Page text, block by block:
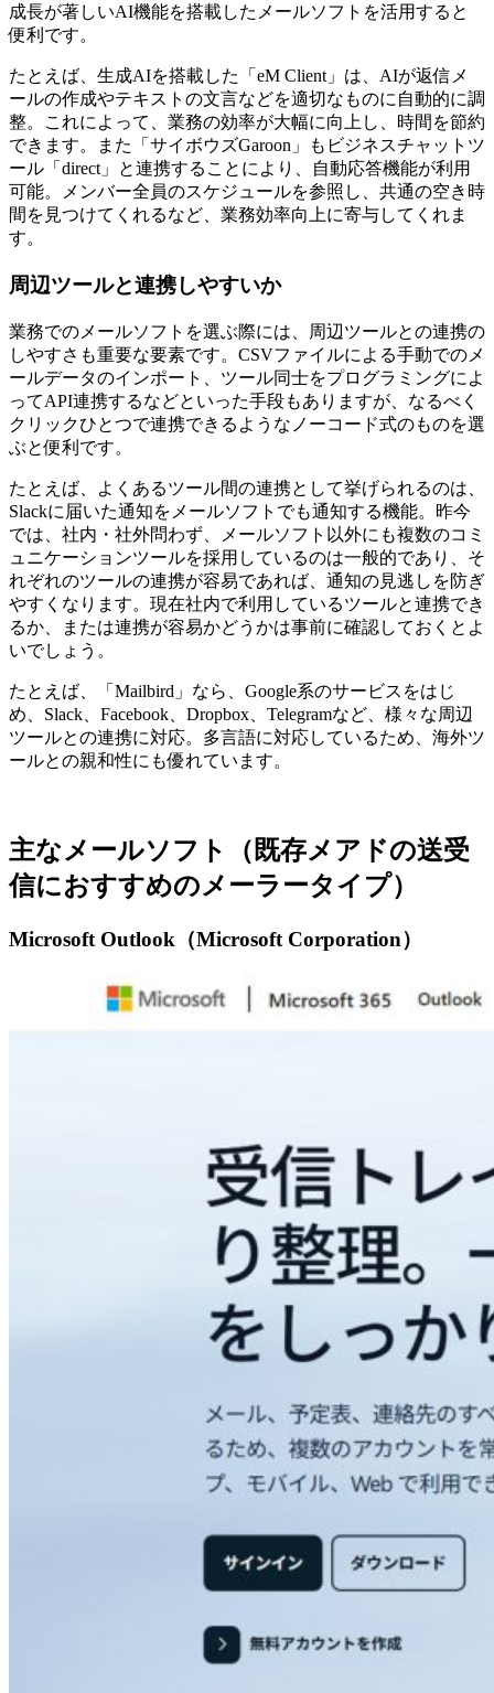
成長が著しいAI機能を搭載したメールソフトを活用すると
便利です。
たとえば、生成AIを搭載した「eM Client」は、AIが返信メ
ールの作成やテキストの文言などを適切なものに自動的に調
整。これによって、業務の効率が大幅に向上し、時間を節約
できます。また「サイボウズGaroon」もビジネスチャットツ
ール「direct」と連携することにより、自動応答機能が利用
可能。メンバー全員のスケジュールを参照し、共通の空き時
間を見つけてくれるなど、業務効率向上に寄与してくれま
す。
周辺ツールと連携しやすいか
業務でのメールソフトを選ぶ際には、周辺ツールとの連携の
しやすさも重要な要素です。CSVファイルによる手動でのメ
ールデータのインポート、ツール同士をプログラミングによ
ってAPI連携するなどといった手段もありますが、なるべく
クリックひとつで連携できるようなノーコード式のものを選
ぶと便利です。
たとえば、よくあるツール間の連携として挙げられるのは、
Slackに届いた通知をメールソフトでも通知する機能。昨今
では、社内・社外問わず、メールソフト以外にも複数のコミ
ュニケーションツールを採用しているのは一般的であり、そ
れぞれのツールの連携が容易であれば、通知の見逃しを防ぎ
やすくなります。現在社内で利用しているツールと連携でき
るか、または連携が容易かどうかは事前に確認しておくとよ
いでしょう。
たとえば、「Mailbird」なら、Google系のサービスをはじ
め、Slack、Facebook、Dropbox、Telegramなど、様々な周辺
ツールとの連携に対応。多言語に対応しているため、海外ツ
ールとの親和性にも優れています。
主なメールソフト（既存メアドの送受
信におすすめのメーラータイプ）
Microsoft Outlook（Microsoft Corporation）